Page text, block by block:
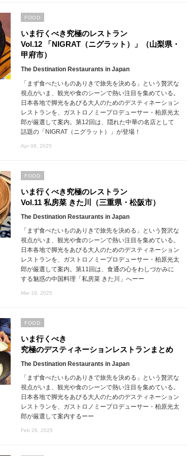
いま行くべき究極のレストラン
Vol.12 「NIGRAT（ニグラット）」（山梨県・
甲府市）
The Destination Restaurants in Japan
「まず食べたいものありきで旅先を決める」という贅沢な
視点がいま、観光や食のシーンで熱い注目を集めている。
日本各地で脚光をあびる大人のためのデスティネーション
レストランを、ガストロノミープロデューサー・柏原光太
郎が厳選して案内。第12回は、隠れた中華の名店として
話題の「NIGRAT（ニグラット）」が登場！
Apr 08, 2025
FOOD
いま行くべき究極のレストラン
Vol.11 私房菜 きた川（三重県・松阪市）
The Destination Restaurants in Japan
「まず食べたいものありきで旅先を決める」という贅沢な
視点がいま、観光や食のシーンで熱い注目を集めている。
日本各地で脚光をあびる大人のためのデスティネーション
レストランを、ガストロノミープロデューサー・柏原光太
郎が厳選して案内。第11回は、食通の心をわしづかみに
する魅惑の中国料理「私房菜 きた川」へーー
Mar 18, 2025
FOOD
いま行くべき
究極のデスティネーションレストランまとめ
The Destination Restaurants in Japan
「まず食べたいものありきで旅先を決める」という贅沢な
視点がいま、観光や食のシーンで熱い注目を集めている。
日本各地で脚光をあびる大人のためのデスティネーション
レストランを、ガストロノミープロデューサー・柏原光太
郎が厳選して案内するーー
Feb 26, 2025
FOOD